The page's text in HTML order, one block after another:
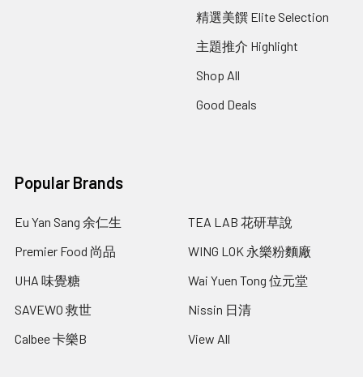
精選美饌 Elite Selection
主題推介 Highlight
Shop All
Good Deals
Popular Brands
Eu Yan Sang 余仁生
Premier Food 尚品
UHA 味覺糖
SAVEWO 救世
Calbee 卡樂B
TEA LAB 花研草說
WING LOK 永樂粉麵廠
Wai Yuen Tong 位元堂
Nissin 日清
View All